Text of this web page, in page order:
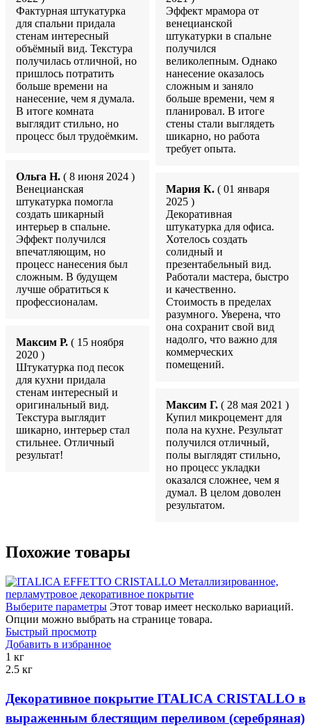
Фактурная штукатурка
для спальни придала
стенам интересный
объёмный вид. Текстура
получилась отличной, но
пришлось потратить
больше времени на
нанесение, чем я думала.
В итоге комната
выглядит стильно, но
процесс был трудоёмким.
Ольга Н. ( 8 июня 2024 )
Венецианская
штукатурка помогла
создать шикарный
интерьер в спальне.
Эффект получился
впечатляющим, но
процесс нанесения был
сложным. В будущем
лучше обратиться к
профессионалам.
Максим Р. ( 15 ноября
2020 )
Штукатурка под песок
для кухни придала
стенам интересный и
оригинальный вид.
Текстура выглядит
шикарно, интерьер стал
стильнее. Отличный
результат!
Эффект мрамора от
венецианской
штукатурки в спальне
получился
великолепным. Однако
нанесение оказалось
сложным и заняло
больше времени, чем я
планировал. В итоге
стены стали выглядеть
шикарно, но работа
требует опыта.
Мария К. ( 01 января
2025 )
Декоративная
штукатурка для офиса.
Хотелось создать
солидный и
презентабельный вид.
Работали мастера, быстро
и качественно.
Стоимость в пределах
разумного. Уверена, что
она сохранит свой вид
надолго, что важно для
коммерческих
помещений.
Максим Г. ( 28 мая 2021 )
Купил микроцемент для
пола на кухне. Результат
получился отличный,
полы выглядят стильно,
но процесс укладки
оказался сложнее, чем я
думал. В целом доволен
результатом.
Похожие товары
Выберите параметры Этот товар имеет несколько вариаций.
Опции можно выбрать на странице товара.
Быстрый просмотр
Добавить в избранное
1 кг
2.5 кг
Декоративное покрытие ITALICA CRISTALLO в
выраженным блестящим переливом (серебряная)